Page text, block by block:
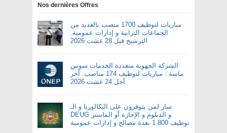
Nos dernières Offres
مباريات لتوظيف 1700 منصب بالعديد من
الجماعات الترابية و إدارات عمومية.
الترشيح قبل 28 غشت 2026
الشركة الجهوية متعددة الخدمات سوس
ماسة : مباريات لتوظيف 174 مناصب. آخر
أجل 24 غشت 2026
سار لمن يتوفرون على البكالوريا و الـ
DEUG و الدبلوم و الإجازة أو الماستر
توظيف 1.800 بعدة مصالح و إدارات عمومية